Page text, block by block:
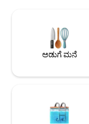
ಸಿದ್ಧರಾಗಬೇಕು ಎಂದು ನಮಗೆ
ನಿಮ್ಮನ್ನು ಭೇಟಿ ಮಾಡುತ್ತೇವೆ.
ಅಡುಗೆ ಮನೆ